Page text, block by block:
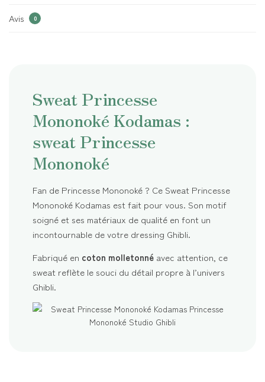
Avis 0
Sweat Princesse
Mononoké Kodamas :
sweat Princesse
Mononoké
Fan de Princesse Mononoké ? Ce Sweat Princesse
Mononoké Kodamas est fait pour vous. Son motif
soigné et ses matériaux de qualité en font un
incontournable de votre dressing Ghibli.
Fabriqué en coton molletonné avec attention, ce
sweat reflète le souci du détail propre à l’univers
Ghibli.